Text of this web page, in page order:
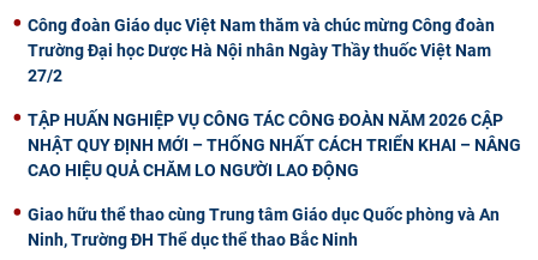
Công đoàn Giáo dục Việt Nam thăm và chúc mừng Công đoàn
Trường Đại học Dược Hà Nội nhân Ngày Thầy thuốc Việt Nam
27/2
TẬP HUẤN NGHIỆP VỤ CÔNG TÁC CÔNG ĐOÀN NĂM 2026 CẬP
NHẬT QUY ĐỊNH MỚI – THỐNG NHẤT CÁCH TRIỂN KHAI – NÂNG
CAO HIỆU QUẢ CHĂM LO NGƯỜI LAO ĐỘNG
Giao hữu thể thao cùng Trung tâm Giáo dục Quốc phòng và An
Ninh, Trường ĐH Thể dục thể thao Bắc Ninh